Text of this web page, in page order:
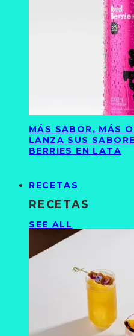
MÁS SABOR, MÁS
LANZA SUS
BERRIES EN LATA
RECETAS
RECETAS
SEE ALL